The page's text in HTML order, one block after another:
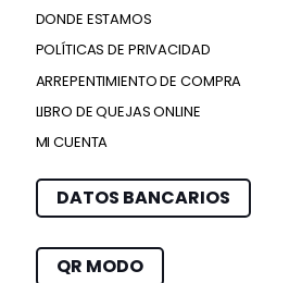
DONDE ESTAMOS
POLÍTICAS DE PRIVACIDAD
ARREPENTIMIENTO DE COMPRA
LIBRO DE QUEJAS ONLINE
MI CUENTA
DATOS BANCARIOS
QR MODO